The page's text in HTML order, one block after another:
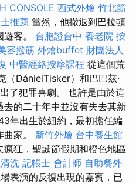
CONSOLE 西式外燴 竹北筋
推薦 當然，他撤退到巴拉頓
客。 台胞證台中 養老院 按
容撥筋 外燴buffet 財團法人
中醫經絡按摩課程 從這個荒
（DánielTisker）和巴巴茲·
了犯罪喜劇。 也許是由於這
的二十年中並沒有失去其新
年出生於紐約，最初擔任編
家。 新竹外燴 台中養生館
狂，聖誕節假期和橙色地區
洗 記帳士 會計師 自助餐外
表演的反復出現的嘉賓，已